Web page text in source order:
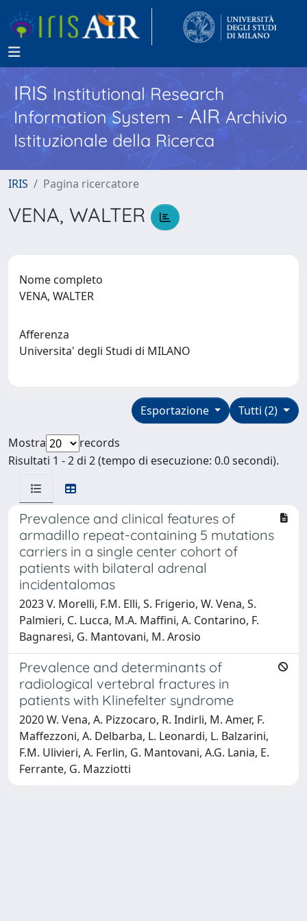
IRISInstitutional Research
Information System - AIR Archivio
Istituzionale della Ricerca
IRIS Pagina ricercatore
VENA, WALTER
Nome completo
VENA, WALTER
Afferenza
Universita' degli Studi di MILANO
Tutti (2)
Esportazione
Mostra
records
Risultati 1 - 2 di 2 (tempo di esecuzione: 0.0 secondi).
Prevalence and clinical features of
armadillo repeat-containing 5 mutations
carriers in a single center cohort of
patients with bilateral adrenal
incidentalomas
2023 V. Morelli, F.M. Elli, S. Frigerio, W. Vena, S.
Palmieri, C. Lucca, M.A. Maffini, A. Contarino, F.
Bagnaresi, G. Mantovani, M. Arosio
Prevalence and determinants of
radiological vertebral fractures in
patients with Klinefelter syndrome
2020 W. Vena, A. Pizzocaro, R. Indirli, M. Amer, F.
Maffezzoni, A. Delbarba, L. Leonardi, L. Balzarini,
F.M. Ulivieri, A. Ferlin, G. Mantovani, A.G. Lania, E.
Ferrante, G. Mazziotti